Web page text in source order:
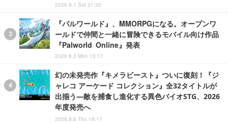
2026.8.1 Sat 21:32
『パルワールド』、MMORPGになる。オープンワ
ールドで仲間と一緒に冒険できるモバイル向け作品
『Palworld Online』発表
2026.8.3 Mon 13:17
幻の未発売作『キメラビースト』ついに復刻！『ジ
ャレコ アーケード コレクション』全32タイトルが
出揃う―敵を捕食し進化する異色バイオSTG、2026
年度発売へ
2026.8.6 Thu 19:17